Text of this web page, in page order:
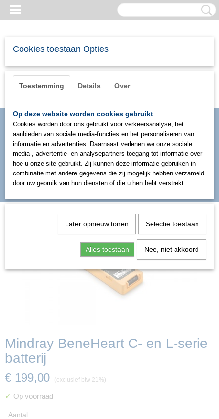
Inloggen Registreren
UW WINKELWAGEN
(0)
Mindray BeneHeart C- en L-serie
batterij
€ 199,00 (exclusief btw 21%)
✓ Op voorraad
Aantal
Cookies toestaan Opties
Toestemming Details Over
Op deze website worden cookies gebruikt
Cookies worden door ons gebruikt voor verkeersanalyse, het
aanbieden van sociale media-functies en het personaliseren van
informatie en advertenties. Daarnaast verlenen we onze sociale
media-, advertentie- en analysepartners toegang tot informatie over
hoe u onze site gebruikt. Zij kunnen deze informatie gebruiken in
combinatie met andere gegevens die zij mogelijk hebben verzameld
door uw gebruik van hun diensten of die u hen hebt verstrekt.
Later opnieuw tonen Selectie toestaan
Alles toestaan Nee, niet akkoord